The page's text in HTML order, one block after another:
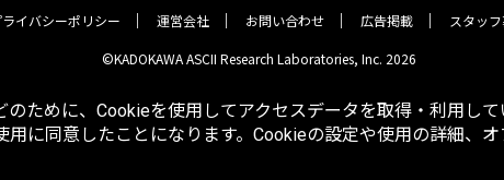
ライバシーポリシー 運営会社 お問い合わせ 広告掲載 スタッ
©KADOKAWA ASCII Research Laboratories, Inc. 2026
ために、Cookieを使用してアクセスデータを取得・利用して
に同意したことになります。Cookieの設定や使用の詳細、